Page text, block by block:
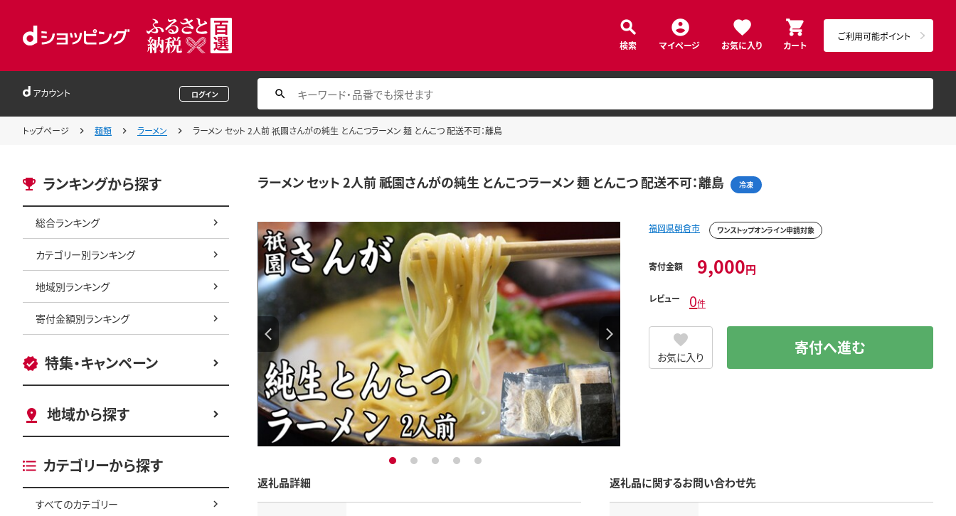
検索 マイページ お気に入り カート
ご利用可能ポイント
アカウント ログイン
トップページ 麺類 ラーメン ラーメン セット 2人前 祇園さんがの純生 とんこつラーメン 麺 とんこつ 配送不可：離島
ランキングから探す
総合ランキング
カテゴリー別ランキング
地域別ランキング
寄付金額別ランキング
特集・キャンペーン
地域から探す
カテゴリーから探す
すべてのカテゴリー
ラーメン セット 2人前 祇園さんがの純生 とんこつラーメン 麺 とんこつ 配送不可：離島 冷凍
1 2 3 4 5
福岡県朝倉市 ワンストップオンライン申請対象
寄付金額 9,000円
レビュー 0件
お気に入り 寄付へ進む
返礼品詳細 返礼品に関するお問い合わせ先